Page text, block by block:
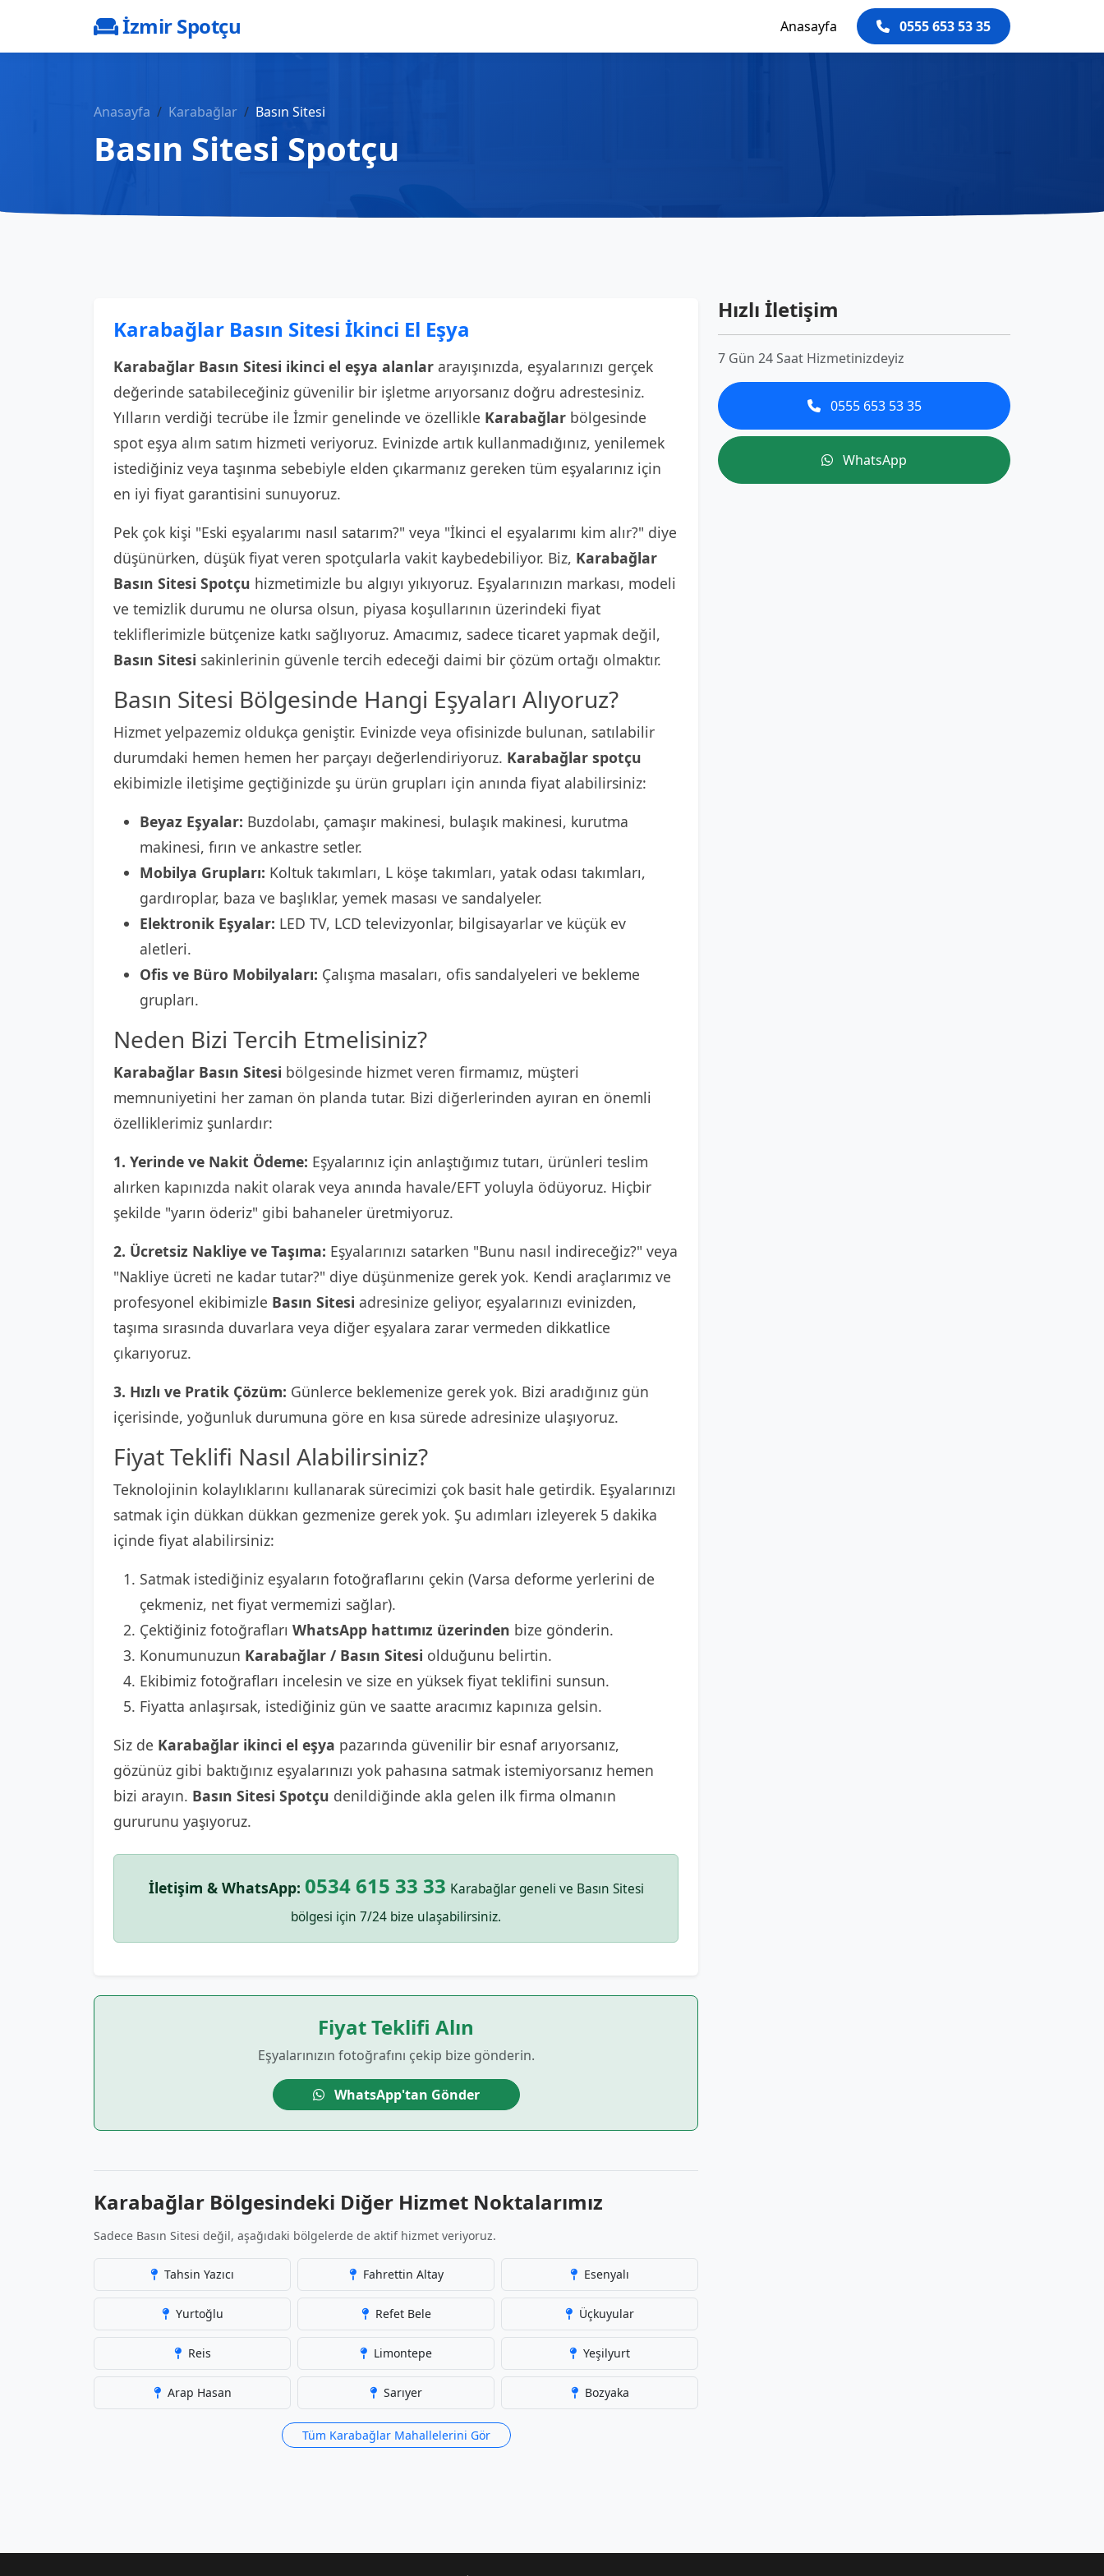
İzmir Spotçu Anasayfa 0555 653 53 35
Anasayfa Karabağlar Basın Sitesi
Basın Sitesi Spotçu
Karabağlar Basın Sitesi İkinci El Eşya
Karabağlar Basın Sitesi ikinci el eşya alanlar arayışınızda, eşyalarınızı gerçek
değerinde satabileceğiniz güvenilir bir işletme arıyorsanız doğru adrestesiniz.
Yılların verdiği tecrübe ile İzmir genelinde ve özellikle Karabağlar bölgesinde
spot eşya alım satım hizmeti veriyoruz. Evinizde artık kullanmadığınız, yenilemek
istediğiniz veya taşınma sebebiyle elden çıkarmanız gereken tüm eşyalarınız için
en iyi fiyat garantisini sunuyoruz.
Pek çok kişi "Eski eşyalarımı nasıl satarım?" veya "İkinci el eşyalarımı kim alır?" diye
düşünürken, düşük fiyat veren spotçularla vakit kaybedebiliyor. Biz, Karabağlar
Basın Sitesi Spotçu hizmetimizle bu algıyı yıkıyoruz. Eşyalarınızın markası, modeli
ve temizlik durumu ne olursa olsun, piyasa koşullarının üzerindeki fiyat
tekliflerimizle bütçenize katkı sağlıyoruz. Amacımız, sadece ticaret yapmak değil,
Basın Sitesi sakinlerinin güvenle tercih edeceği daimi bir çözüm ortağı olmaktır.
Basın Sitesi Bölgesinde Hangi Eşyaları Alıyoruz?
Hizmet yelpazemiz oldukça geniştir. Evinizde veya ofisinizde bulunan, satılabilir
durumdaki hemen hemen her parçayı değerlendiriyoruz. Karabağlar spotçu
ekibimizle iletişime geçtiğinizde şu ürün grupları için anında fiyat alabilirsiniz:
Beyaz Eşyalar: Buzdolabı, çamaşır makinesi, bulaşık makinesi, kurutma
makinesi, fırın ve ankastre setler.
Mobilya Grupları: Koltuk takımları, L köşe takımları, yatak odası takımları,
gardıroplar, baza ve başlıklar, yemek masası ve sandalyeler.
Elektronik Eşyalar: LED TV, LCD televizyonlar, bilgisayarlar ve küçük ev
aletleri.
Ofis ve Büro Mobilyaları: Çalışma masaları, ofis sandalyeleri ve bekleme
grupları.
Neden Bizi Tercih Etmelisiniz?
Karabağlar Basın Sitesi bölgesinde hizmet veren firmamız, müşteri
memnuniyetini her zaman ön planda tutar. Bizi diğerlerinden ayıran en önemli
özelliklerimiz şunlardır:
1. Yerinde ve Nakit Ödeme: Eşyalarınız için anlaştığımız tutarı, ürünleri teslim
alırken kapınızda nakit olarak veya anında havale/EFT yoluyla ödüyoruz. Hiçbir
şekilde "yarın öderiz" gibi bahaneler üretmiyoruz.
2. Ücretsiz Nakliye ve Taşıma: Eşyalarınızı satarken "Bunu nasıl indireceğiz?" veya
"Nakliye ücreti ne kadar tutar?" diye düşünmenize gerek yok. Kendi araçlarımız ve
profesyonel ekibimizle Basın Sitesi adresinize geliyor, eşyalarınızı evinizden,
taşıma sırasında duvarlara veya diğer eşyalara zarar vermeden dikkatlice
çıkarıyoruz.
3. Hızlı ve Pratik Çözüm: Günlerce beklemenize gerek yok. Bizi aradığınız gün
içerisinde, yoğunluk durumuna göre en kısa sürede adresinize ulaşıyoruz.
Fiyat Teklifi Nasıl Alabilirsiniz?
Teknolojinin kolaylıklarını kullanarak sürecimizi çok basit hale getirdik. Eşyalarınızı
satmak için dükkan dükkan gezmenize gerek yok. Şu adımları izleyerek 5 dakika
içinde fiyat alabilirsiniz:
Satmak istediğiniz eşyaların fotoğraflarını çekin (Varsa deforme yerlerini de
çekmeniz, net fiyat vermemizi sağlar).
Çektiğiniz fotoğrafları WhatsApp hattımız üzerinden bize gönderin.
Konumunuzun Karabağlar / Basın Sitesi olduğunu belirtin.
Ekibimiz fotoğrafları incelesin ve size en yüksek fiyat teklifini sunsun.
Fiyatta anlaşırsak, istediğiniz gün ve saatte aracımız kapınıza gelsin.
Siz de Karabağlar ikinci el eşya pazarında güvenilir bir esnaf arıyorsanız,
gözünüz gibi baktığınız eşyalarınızı yok pahasına satmak istemiyorsanız hemen
bizi arayın. Basın Sitesi Spotçu denildiğinde akla gelen ilk firma olmanın
gururunu yaşıyoruz.
İletişim & WhatsApp: 0534 615 33 33 Karabağlar geneli ve Basın Sitesi
bölgesi için 7/24 bize ulaşabilirsiniz.
Fiyat Teklifi Alın
Eşyalarınızın fotoğrafını çekip bize gönderin.
WhatsApp'tan Gönder
Karabağlar Bölgesindeki Diğer Hizmet Noktalarımız
Sadece Basın Sitesi değil, aşağıdaki bölgelerde de aktif hizmet veriyoruz.
Tahsin Yazıcı Fahrettin Altay Esenyalı
Yurtoğlu Refet Bele Üçkuyular
Reis Limontepe Yeşilyurt
Arap Hasan Sarıyer Bozyaka
Tüm Karabağlar Mahallelerini Gör
Hızlı İletişim
7 Gün 24 Saat Hizmetinizdeyiz
0555 653 53 35
WhatsApp